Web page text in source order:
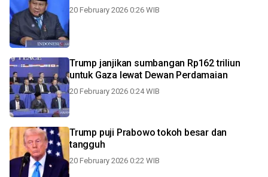
20 February 2026 0:26 WIB
Trump janjikan sumbangan Rp162 triliun
untuk Gaza lewat Dewan Perdamaian
20 February 2026 0:24 WIB
Trump puji Prabowo tokoh besar dan
tangguh
20 February 2026 0:22 WIB